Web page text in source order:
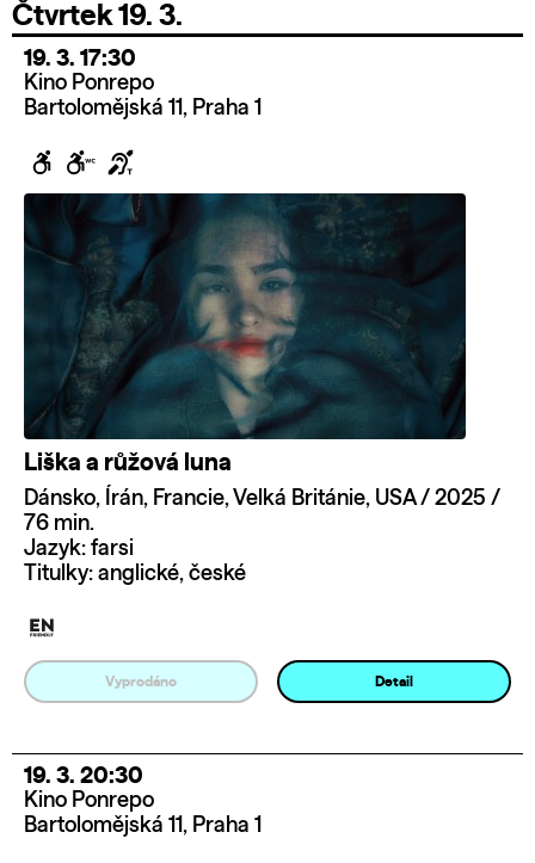
Čtvrtek 19. 3.
19. 3. 17:30
Kino Ponrepo
Bartolomějská 11, Praha 1
Liška a růžová luna
Dánsko, Írán, Francie, Velká Británie, USA / 2025 /
76 min.
Jazyk: farsi
Titulky: anglické, české
Vyprodáno Detail
19. 3. 20:30
Kino Ponrepo
Bartolomějská 11, Praha 1